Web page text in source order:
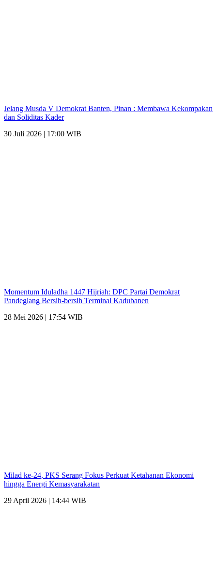
Jelang Musda V Demokrat Banten, Pinan : Membawa Kekompakan
dan Soliditas Kader
30 Juli 2026 | 17:00 WIB
Momentum Iduladha 1447 Hijriah: DPC Partai Demokrat
Pandeglang Bersih-bersih Terminal Kadubanen
28 Mei 2026 | 17:54 WIB
Milad ke-24, PKS Serang Fokus Perkuat Ketahanan Ekonomi
hingga Energi Kemasyarakatan
29 April 2026 | 14:44 WIB